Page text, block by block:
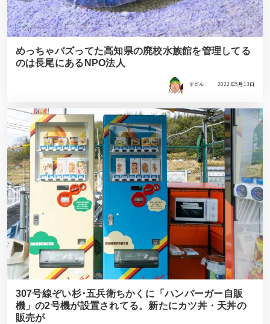
めっちゃバズってた高知県の廃校水族館を管理してる
のは長尾にあるNPO法人
すどん 2022年5月13日
307号線ぞい杉･五兵衛ちかくに「ハンバーガー自販
機」の2号機が設置されてる。新たにカツ丼・天丼の
販売が